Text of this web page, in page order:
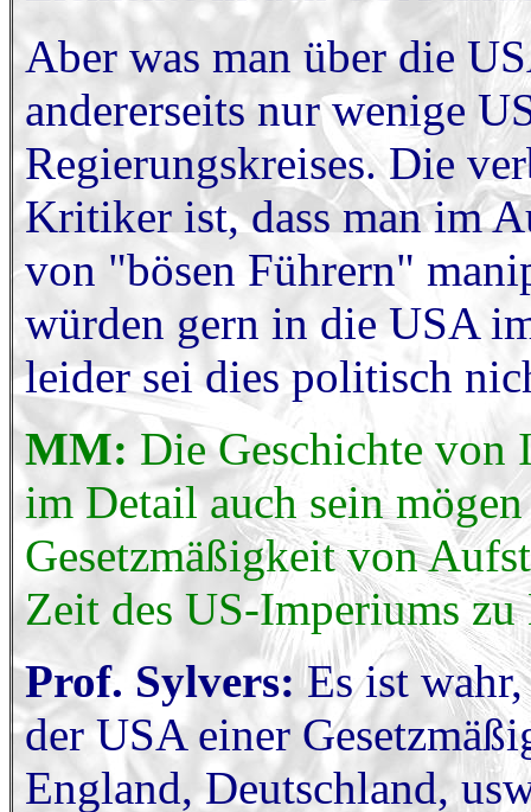
Aber was man über die
andererseits nur wenige
Regierungskreises. Die
Kritiker ist, dass man im
von "bösen Führern"
würden gern in die USA
leider sei dies politisch
MM: Die Geschichte von
im Detail auch sein
Gesetzmäßigkeit von
Zeit des US-Imperiums zu
Prof. Sylvers: Es ist
der USA einer
England, Deutschland,